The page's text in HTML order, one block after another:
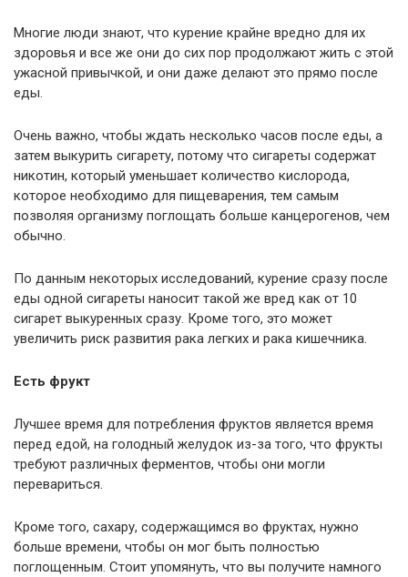
Многие люди знают, что курение крайне вредно для их
здоровья и все же они до сих пор продолжают жить с этой
ужасной привычкой, и они даже делают это прямо после
еды.
Очень важно, чтобы ждать несколько часов после еды, а
затем выкурить сигарету, потому что сигареты содержат
никотин, который уменьшает количество кислорода,
которое необходимо для пищеварения, тем самым
позволяя организму поглощать больше канцерогенов, чем
обычно.
По данным некоторых исследований, курение сразу после
еды одной сигареты наносит такой же вред как от 10
сигарет выкуренных сразу. Кроме того, это может
увеличить риск развития рака легких и рака кишечника.
Есть фрукт
Лучшее время для потребления фруктов является время
перед едой, на голодный желудок из-за того, что фрукты
требуют различных ферментов, чтобы они могли
перевариться.
Кроме того, сахару, содержащимся во фруктах, нужно
больше времени, чтобы он мог быть полностью
поглощенным. Стоит упомянуть, что вы получите намного